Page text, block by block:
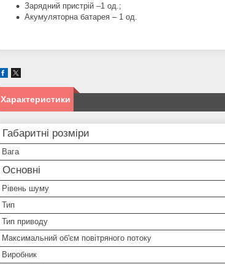
Зарядний пристрій –1 од.;
Акумуляторна батарея – 1 од.
Характеристики
Габаритні розміри
Вага
Основні
Рівень шуму
Тип
Тип приводу
Максимальний об'єм повітряного потоку
Виробник